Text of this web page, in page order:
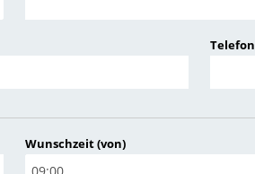
Telefon
Wunschzeit (von)